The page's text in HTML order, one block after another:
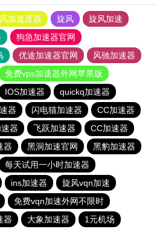
加速度器 旋风
旋风加速
狗急加速器官网
优途加速器官网
风驰加速器
免费vps加速器外网苹果版
IOS加速器
quickq加速器
器 闪电猫加速器
CC加速器
器 飞跃加速器
CC加速器
器 黑洞加速官网
黑豹加速器
每天试用一小时加速器
ins加速器
旋风vqn加速
免费vqn加速外网不限时
器 大象加速器 1元机场